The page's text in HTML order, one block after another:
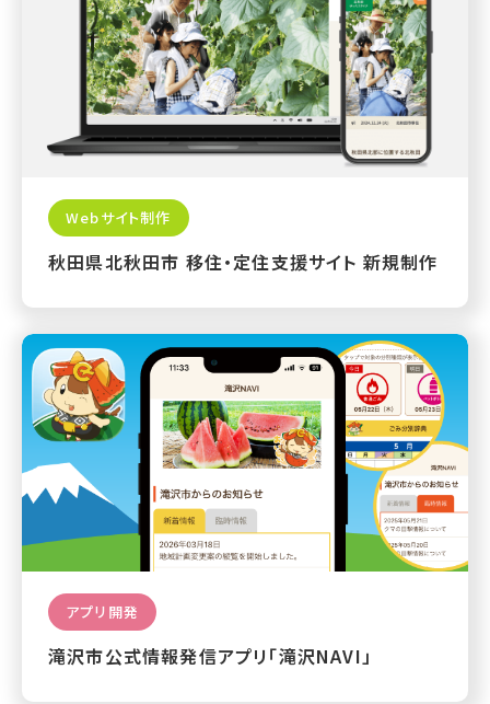
Webサイト制作
秋田県北秋田市 移住・定住支援サイト 新規制作
アプリ開発
滝沢市公式情報発信アプリ「滝沢NAVI」